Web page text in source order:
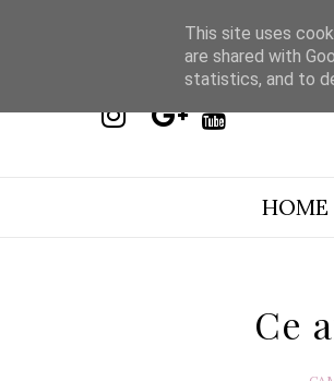
HOME
Ce
This site uses
are shared with
statistics, and to